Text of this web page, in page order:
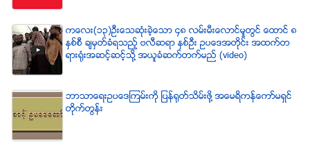
ကေလး(၁၃)ဦးေသဆံုးခဲ့ေသာ ၄၈ လမ္းမီးေလာင္မႈတြင္ ေထာင္ ၈
ႏွစ္စီ ခ်မွတ္ခံရသည့္ ဗလီဆရာ ႏွစ္ဦး ဥပေဒအတိုင္း အထက္တ
ရားရံုးအဆင့္ဆင့္သို႔ အယူခံဆက္တက္မည္ (video)
ဘာသာေရးဥပေဒၾကမ္းကို ျပန္ရုတ္သိမ္းဖို႔ အေမရိကန္ေကာ္မရွင္
တိုက္တြန္း